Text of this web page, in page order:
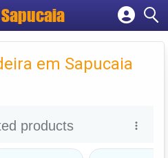
Cadastrar empresa
Criar contaem Sapucaia